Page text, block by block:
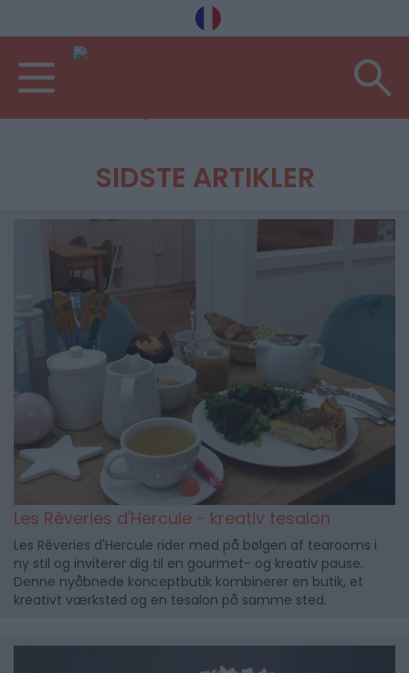
SIDSTE ARTIKLER
Les Rêveries d'Hercule - kreativ tesalon
Les Rêveries d'Hercule rider med på bølgen af tearooms i
ny stil og inviterer dig til en gourmet- og kreativ pause.
Denne nyåbnede konceptbutik kombinerer en butik, et
kreativt værksted og en tesalon på samme sted.